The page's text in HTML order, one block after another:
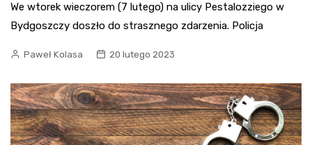
We wtorek wieczorem (7 lutego) na ulicy Pestalozziego w
Bydgoszczy doszło do strasznego zdarzenia. Policja
Paweł Kolasa 20 lutego 2023